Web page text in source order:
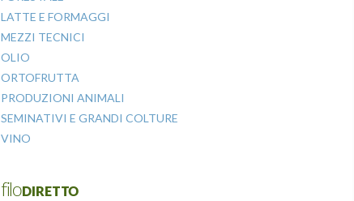
LATTE E FORMAGGI
MEZZI TECNICI
OLIO
ORTOFRUTTA
PRODUZIONI ANIMALI
SEMINATIVI E GRANDI COLTURE
VINO
filoDIRETTO